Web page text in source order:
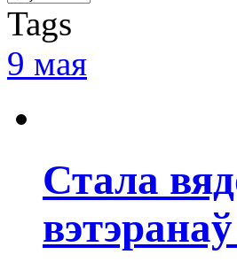
Tags
9 мая
Стала